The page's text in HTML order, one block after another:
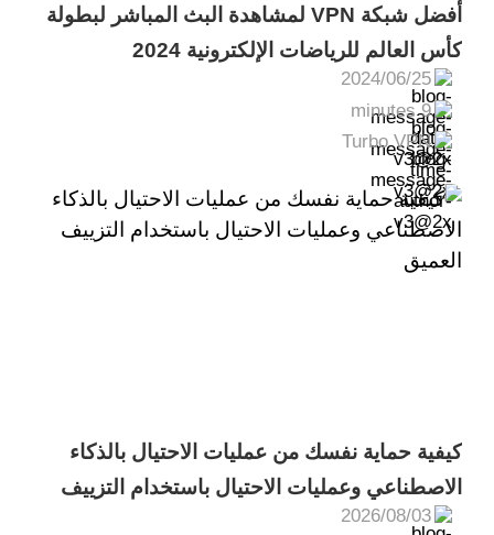
2024/06/25
9 minutes
Turbo VPN
أفضل شبكة VPN لمشاهدة البث المباشر لبطولة
كأس العالم للرياضات الإلكترونية 2024
2026/08/03
كيفية حماية نفسك من عمليات الاحتيال بالذكاء
الاصطناعي وعمليات الاحتيال باستخدام التزييف
العميق